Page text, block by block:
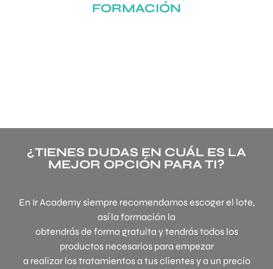
FORMACIÓN
¿TIENES DUDAS EN CUÁL ES LA
MEJOR OPCIÓN PARA TI?
En Ir Academy siempre recomendamos escoger el lote,
así la formación la
obtendrás de forma gratuita y tendrás todos los
productos necesarios para empezar
a realizar los tratamientos a tus clientes y a un precio